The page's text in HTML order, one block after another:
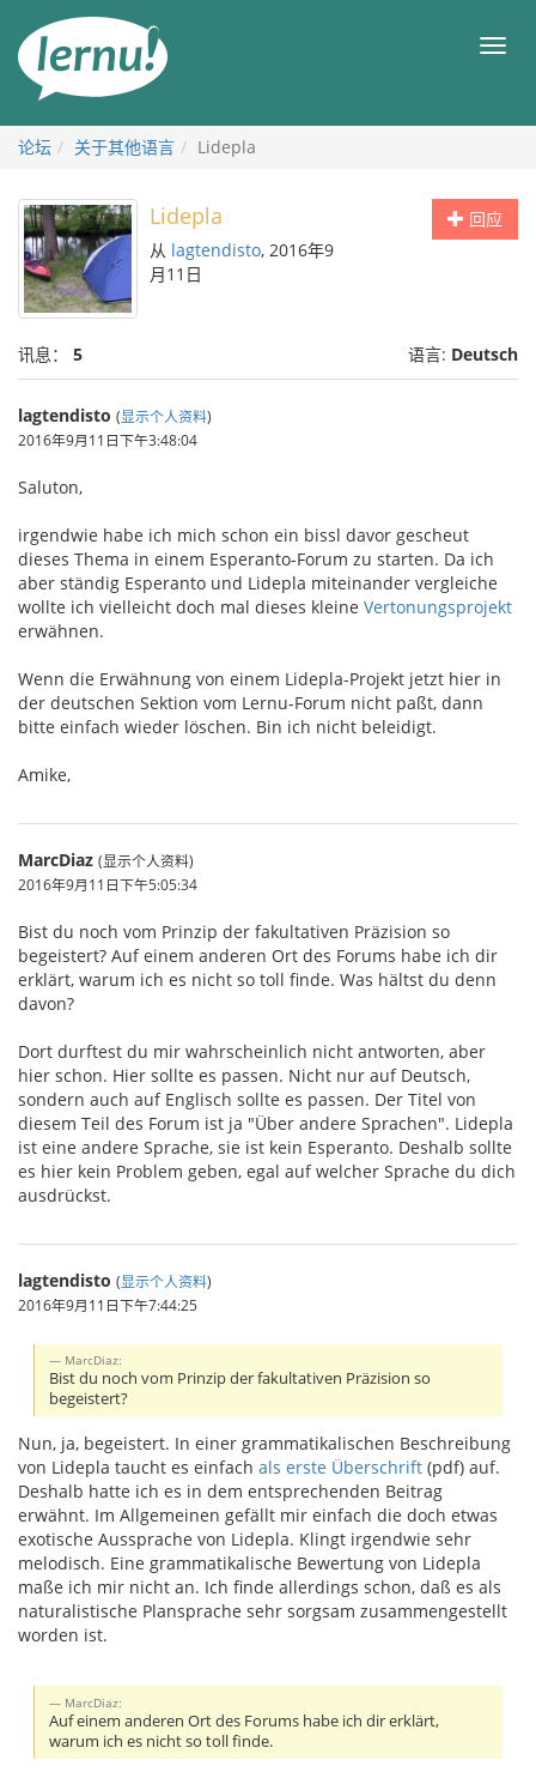
目
论坛 关于其他语言 Lidepla
回应
Lidepla
从 lagtendisto, 2016年9
月11日
讯息： 5 语言: Deutsch
lagtendisto (显示个人资料)
2016年9月11日下午3:48:04
Saluton,
irgendwie habe ich mich schon ein bissl davor gescheut
dieses Thema in einem Esperanto-Forum zu starten. Da ich
aber ständig Esperanto und Lidepla miteinander vergleiche
wollte ich vielleicht doch mal dieses kleine Vertonungsprojekt
erwähnen.
Wenn die Erwähnung von einem Lidepla-Projekt jetzt hier in
der deutschen Sektion vom Lernu-Forum nicht paßt, dann
bitte einfach wieder löschen. Bin ich nicht beleidigt.
Amike,
MarcDiaz (显示个人资料)
2016年9月11日下午5:05:34
Bist du noch vom Prinzip der fakultativen Präzision so
begeistert? Auf einem anderen Ort des Forums habe ich dir
erklärt, warum ich es nicht so toll finde. Was hältst du denn
davon?
Dort durftest du mir wahrscheinlich nicht antworten, aber
hier schon. Hier sollte es passen. Nicht nur auf Deutsch,
sondern auch auf Englisch sollte es passen. Der Titel von
diesem Teil des Forum ist ja "Über andere Sprachen". Lidepla
ist eine andere Sprache, sie ist kein Esperanto. Deshalb sollte
es hier kein Problem geben, egal auf welcher Sprache du dich
ausdrückst.
lagtendisto (显示个人资料)
2016年9月11日下午7:44:25
MarcDiaz:
Bist du noch vom Prinzip der fakultativen Präzision so
begeistert?
Nun, ja, begeistert. In einer grammatikalischen Beschreibung
von Lidepla taucht es einfach als erste Überschrift (pdf) auf.
Deshalb hatte ich es in dem entsprechenden Beitrag
erwähnt. Im Allgemeinen gefällt mir einfach die doch etwas
exotische Aussprache von Lidepla. Klingt irgendwie sehr
melodisch. Eine grammatikalische Bewertung von Lidepla
maße ich mir nicht an. Ich finde allerdings schon, daß es als
naturalistische Plansprache sehr sorgsam zusammengestellt
worden ist.
MarcDiaz:
Auf einem anderen Ort des Forums habe ich dir erklärt,
warum ich es nicht so toll finde.